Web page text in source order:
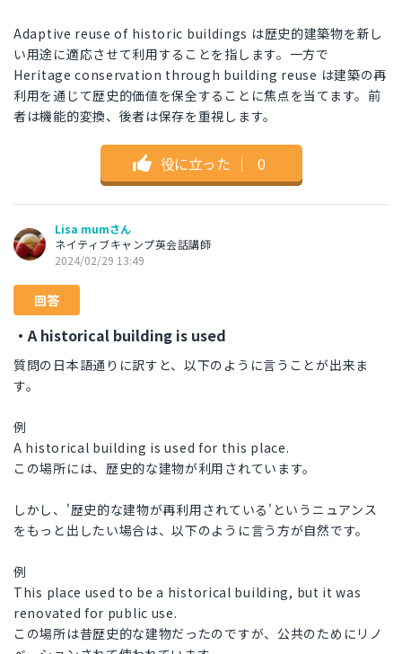
Adaptive reuse of historic buildings は歴史的建築物を新し
い用途に適応させて利用することを指します。一方で
Heritage conservation through building reuse は建築の再
利用を通じて歴史的価値を保全することに焦点を当てます。前
者は機能的変換、後者は保存を重視します。
役に立った ｜ 0
Lisa mumさん
ネイティブキャンプ英会話講師
2024/02/29 13:49
回答
・A historical building is used
質問の日本語通りに訳すと、以下のように言うことが出来ま
す。
例
A historical building is used for this place.
この場所には、歴史的な建物が利用されています。
しかし、'歴史的な建物が再利用されている'というニュアンス
をもっと出したい場合は、以下のように言う方が自然です。
例
This place used to be a historical building, but it was
renovated for public use.
この場所は昔歴史的な建物だったのですが、公共のためにリノ